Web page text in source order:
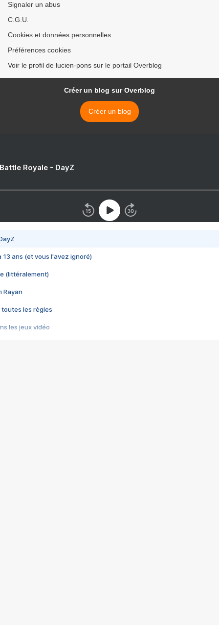
Signaler un abus
C.G.U.
Cookies et données personnelles
Préférences cookies
Voir le profil de lucien-pons sur le portail Overblog
Créer un blog sur Overblog
Créer un blog
Royale - DayZ
13 ans (et vous l'avez ignoré)
(littéralement)
Rayan
toutes les règles
les jeux vidéo